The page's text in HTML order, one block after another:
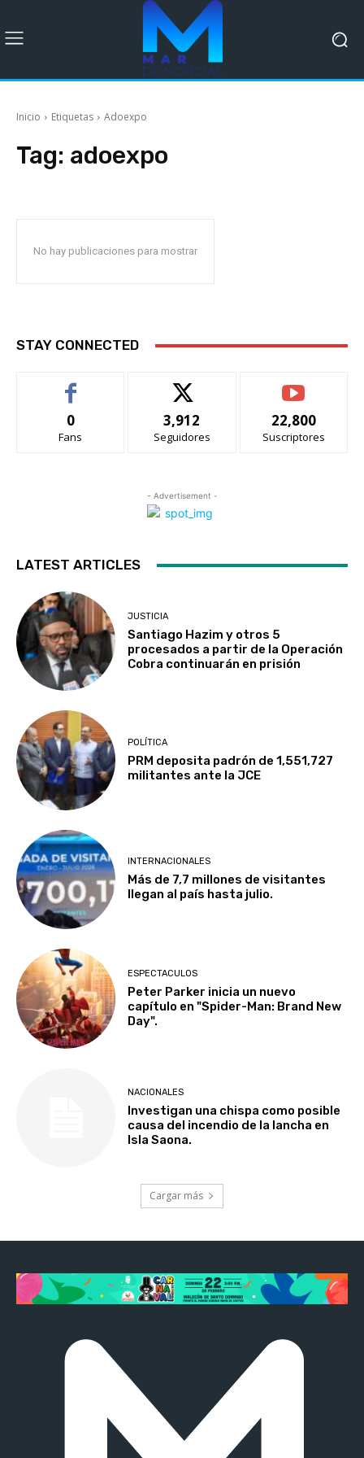
Inicio Etiquetas Adoexpo
Tag: adoexpo
No hay publicaciones para mostrar
STAY CONNECTED
0
Fans
3,912
Seguidores
22,800
Suscriptores
- Advertisement -
LATEST ARTICLES
JUSTICIA
Santiago Hazim y otros 5
procesados a partir de la Operación
Cobra continuarán en prisión
POLÍTICA
PRM deposita padrón de 1,551,727
militantes ante la JCE
INTERNACIONALES
Más de 7,7 millones de visitantes
llegan al país hasta julio.
ESPECTACULOS
Peter Parker inicia un nuevo
capítulo en "Spider-Man: Brand New
Day".
NACIONALES
Investigan una chispa como posible
causa del incendio de la lancha en
Isla Saona.
Cargar más